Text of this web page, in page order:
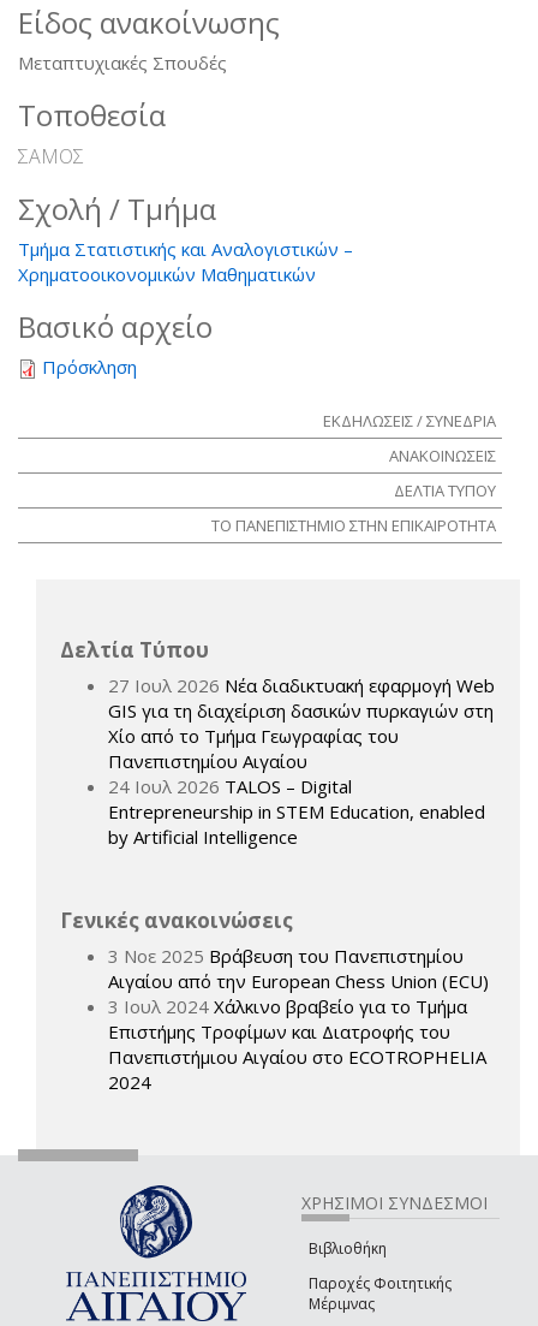
Είδος ανακοίνωσης
Μεταπτυχιακές Σπουδές
Τοποθεσία
ΣΑΜΟΣ
Σχολή / Τμήμα
Τμήμα Στατιστικής και Αναλογιστικών –
Χρηματοοικονομικών Μαθηματικών
Βασικό αρχείο
Πρόσκληση
ΕΚΔΗΛΩΣΕΙΣ / ΣΥΝΕΔΡΙΑ
ΑΝΑΚΟΙΝΩΣΕΙΣ
ΔΕΛΤΙΑ ΤΥΠΟΥ
ΤΟ ΠΑΝΕΠΙΣΤΗΜΙΟ ΣΤΗΝ ΕΠΙΚΑΙΡΟΤΗΤΑ
Δελτία Τύπου
27 Ιουλ 2026 Νέα διαδικτυακή εφαρμογή Web
GIS για τη διαχείριση δασικών πυρκαγιών στη
Χίο από το Τμήμα Γεωγραφίας του
Πανεπιστημίου Αιγαίου
24 Ιουλ 2026 TALOS – Digital
Entrepreneurship in STEM Education, enabled
by Artificial Intelligence
Γενικές ανακοινώσεις
3 Νοε 2025 Βράβευση του Πανεπιστημίου
Αιγαίου από την European Chess Union (ECU)
3 Ιουλ 2024 Χάλκινο βραβείο για το Τμήμα
Επιστήμης Τροφίμων και Διατροφής του
Πανεπιστήμιου Αιγαίου στο ECOTROPHELIA
2024
ΧΡΗΣΙΜΟΙ ΣΥΝΔΕΣΜΟΙ
Βιβλιοθήκη
Παροχές Φοιτητικής
Μέριμνας